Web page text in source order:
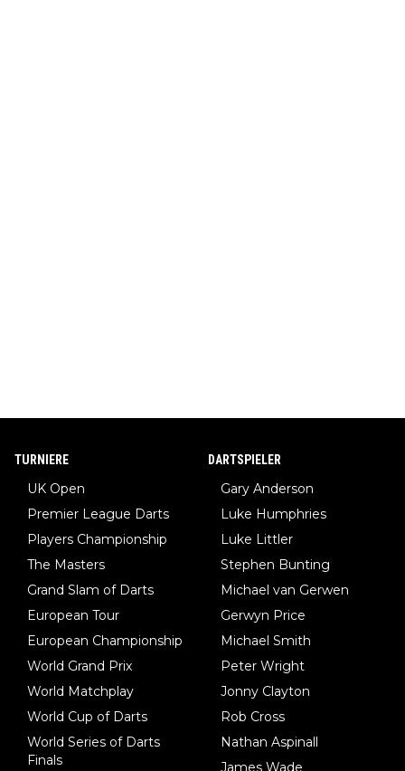
TURNIERE
UK Open
Premier League Darts
Players Championship
The Masters
Grand Slam of Darts
European Tour
European Championship
World Grand Prix
World Matchplay
World Cup of Darts
World Series of Darts
Finals
DARTSPIELER
Gary Anderson
Luke Humphries
Luke Littler
Stephen Bunting
Michael van Gerwen
Gerwyn Price
Michael Smith
Peter Wright
Jonny Clayton
Rob Cross
Nathan Aspinall
James Wade